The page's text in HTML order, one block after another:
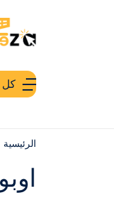
كل
الرئيسية